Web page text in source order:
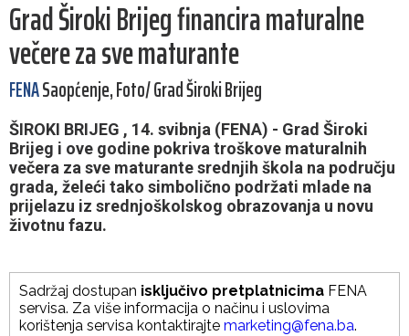
Grad Široki Brijeg financira maturalne
večere za sve maturante
FENASaopćenje, Foto/ Grad Široki Brijeg
ŠIROKI BRIJEG , 14. svibnja (FENA) - Grad Široki
Brijeg i ove godine pokriva troškove maturalnih
večera za sve maturante srednjih škola na području
grada, želeći tako simbolično podržati mlade na
prijelazu iz srednjoškolskog obrazovanja u novu
životnu fazu.
Sadržaj dostupan isključivo pretplatnicima FENA
servisa. Za više informacija o načinu i uslovima
korištenja servisa kontaktirajte marketing@fena.ba.